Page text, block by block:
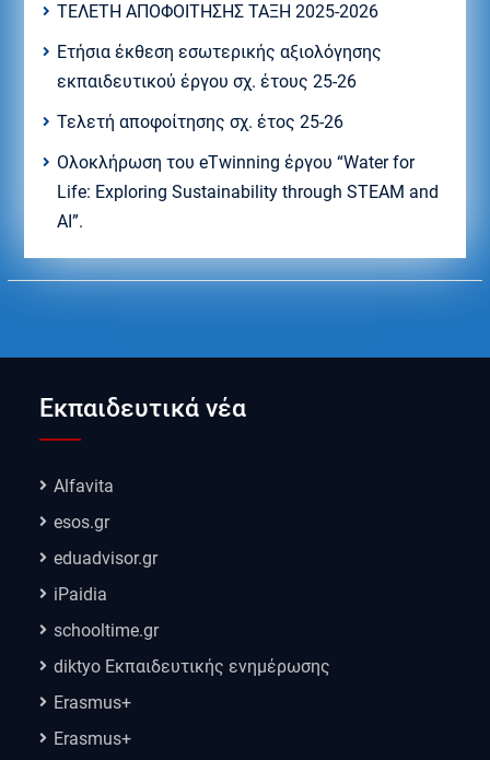
ΤΕΛΕΤΗ ΑΠΟΦΟΙΤΗΣΗΣ ΤΑΞΗ 2025-2026
Ετήσια έκθεση εσωτερικής αξιολόγησης
εκπαιδευτικού έργου σχ. έτους 25-26
Τελετή αποφοίτησης σχ. έτος 25-26
Ολοκλήρωση του eTwinning έργου “Water for
Life: Exploring Sustainability through STEAM and
AI”.
Εκπαιδευτικά νέα
Alfavita
esos.gr
eduadvisor.gr
iPaidia
schooltime.gr
diktyo Εκπαιδευτικής ενημέρωσης
Erasmus+
Erasmus+